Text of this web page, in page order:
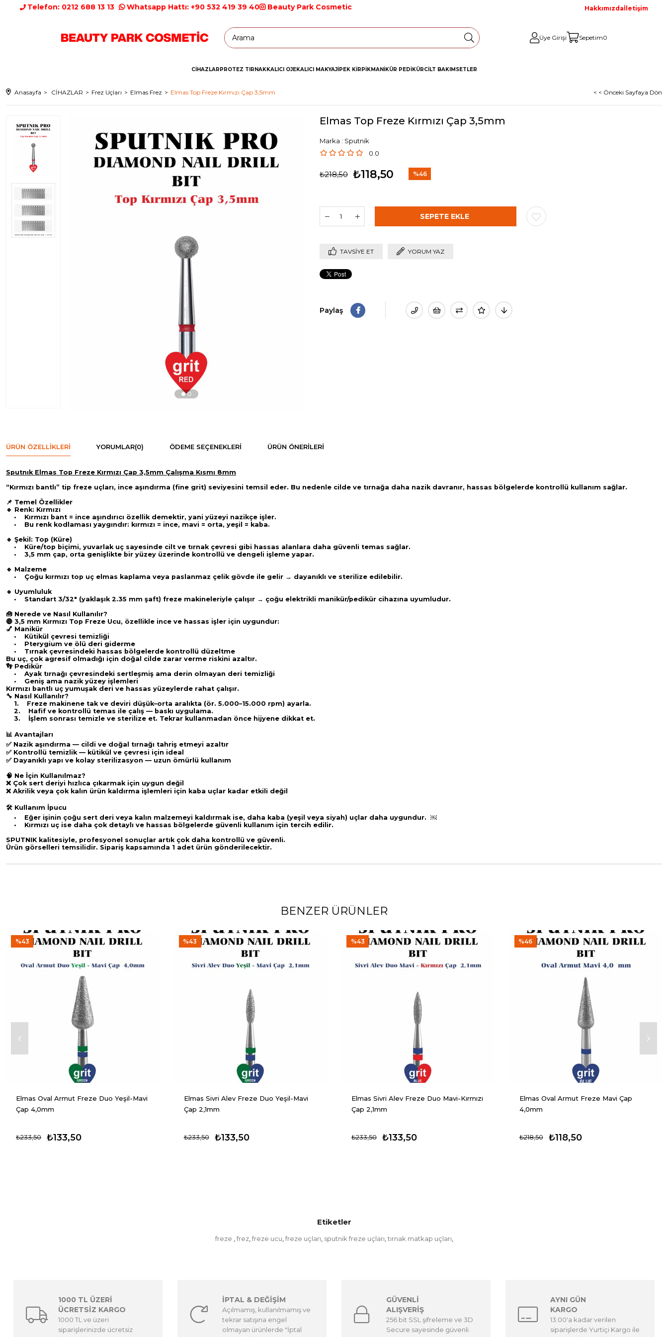
Telefon: 0212 688 13 13 Whatsapp Hattı: +90 532 419 39 40 Beauty Park Cosmetic Hakkımızdaİletişim
Üye Girişi Sepetim0
CİHAZLARPROTEZ TIRNAKKALICI OJEKALICI MAKYAJİPEK KİRPİKMANİKÜR PEDİKÜRCİLT BAKIMSETLER
Anasayfa CİHAZLAR Frez Uçları Elmas Frez Elmas Top Freze Kırmızı Çap 3,5mm < < Önceki Sayfaya Dön
Elmas Top Freze Kırmızı Çap 3,5mm
Marka : Sputnik
0.0
₺218,50 ₺118,50 %46
TAVSIYE ET YORUM YAZ
Paylaş
ÜRÜN ÖZELLIKLERI YORUMLAR(0) ÖDEME SEÇENEKLERI ÜRÜN ÖNERILERI
Sputnık Elmas Top Freze Kırmızı Çap 3,5mm Çalışma Kısmı 8mm
“Kırmızı bantlı” tip freze uçları, ince aşındırma (fine grit) seviyesini temsil eder. Bu nedenle cilde ve tırnağa daha nazik davranır, hassas bölgelerde kontrollü kullanım sağlar.
📌 Temel Özellikler
🔹 Renk: Kırmızı
• Kırmızı bant = ince aşındırıcı özellik demektir, yani yüzeyi nazikçe işler.
• Bu renk kodlaması yaygındır: kırmızı = ince, mavi = orta, yeşil = kaba.
🔹 Şekil: Top (Küre)
• Küre/top biçimi, yuvarlak uç sayesinde cilt ve tırnak çevresi gibi hassas alanlara daha güvenli temas sağlar.
• 3,5 mm çap, orta genişlikte bir yüzey üzerinde kontrollü ve dengeli işleme yapar.
🔹 Malzeme
• Çoğu kırmızı top uç elmas kaplama veya paslanmaz çelik gövde ile gelir → dayanıklı ve sterilize edilebilir.
🔹 Uyumluluk
• Standart 3/32″ (yaklaşık 2.35 mm şaft) freze makineleriyle çalışır → çoğu elektrikli manikür/pedikür cihazına uyumludur.
🧰 Nerede ve Nasıl Kullanılır?
🔴 3,5 mm Kırmızı Top Freze Ucu, özellikle ince ve hassas işler için uygundur:
💅 Manikür
• Kütikül çevresi temizliği
• Pterygium ve ölü deri giderme
• Tırnak çevresindeki hassas bölgelerde kontrollü düzeltme
Bu uç, çok agresif olmadığı için doğal cilde zarar verme riskini azaltır.
👣 Pedikür
• Ayak tırnağı çevresindeki sertleşmiş ama derin olmayan deri temizliği
• Geniş ama nazik yüzey işlemleri
Kırmızı bantlı uç yumuşak deri ve hassas yüzeylerde rahat çalışır.
🔧 Nasıl Kullanılır?
1. Freze makinene tak ve deviri düşük–orta aralıkta (ör. 5.000–15.000 rpm) ayarla.
2. Hafif ve kontrollü temas ile çalış — baskı uygulama.
3. İşlem sonrası temizle ve sterilize et. Tekrar kullanmadan önce hijyene dikkat et.
📊 Avantajları
✅ Nazik aşındırma — cildi ve doğal tırnağı tahriş etmeyi azaltır
✅ Kontrollü temizlik — kütikül ve çevresi için ideal
✅ Dayanıklı yapı ve kolay sterilizasyon — uzun ömürlü kullanım
🧠 Ne İçin Kullanılmaz?
❌ Çok sert deriyi hızlıca çıkarmak için uygun değil
❌ Akrilik veya çok kalın ürün kaldırma işlemleri için kaba uçlar kadar etkili değil
🛠️ Kullanım İpucu
• Eğer işinin çoğu sert deri veya kalın malzemeyi kaldırmak ise, daha kaba (yeşil veya siyah) uçlar daha uygundur. ￼
• Kırmızı uç ise daha çok detaylı ve hassas bölgelerde güvenli kullanım için tercih edilir.
SPUTNIK kalitesiyle, profesyonel sonuçlar artık çok daha kontrollü ve güvenli.
Ürün görselleri temsilidir. Sipariş kapsamında 1 adet ürün gönderilecektir.
BENZER ÜRÜNLER
Elmas Oval Armut Freze Duo Yeşil-Mavi
Çap 4,0mm
₺133,50
₺233,50
%43
Elmas Sivri Alev Freze Duo Yeşil-Mavi
Çap 2,1mm
₺133,50
₺233,50
%43
Elmas Sivri Alev Freze Duo Mavi-Kırmızı
Çap 2,1mm
₺133,50
₺233,50
%43
Elmas Oval Armut Freze Mavi Çap
4,0mm
₺118,50
₺218,50
%46
Etiketler
freze , frez, freze ucu, freze uçları, sputnik freze uçları, tırnak matkap uçları,
1000 TL ÜZERİ
ÜCRETSİZ KARGO
1000 TL ve üzeri
siparişlerinizde ücretsiz
İPTAL & DEĞİŞİM
Açılmamış, kullanılmamış ve
tekrar satışına engel
olmayan ürünlerde "İptal
GÜVENLİ
ALIŞVERİŞ
256 bit SSL şifreleme ve 3D
Secure sayesinde güvenli
AYNI GÜN
KARGO
13:00'a kadar verilen
siparişlerde Yurtiçi Kargo ile